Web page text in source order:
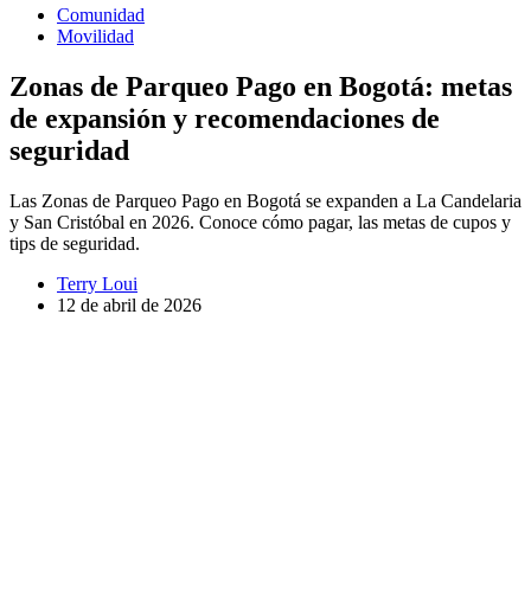
Comunidad
Movilidad
Zonas de Parqueo Pago en Bogotá: metas
de expansión y recomendaciones de
seguridad
Las Zonas de Parqueo Pago en Bogotá se expanden a La Candelaria
y San Cristóbal en 2026. Conoce cómo pagar, las metas de cupos y
tips de seguridad.
Terry Loui
12 de abril de 2026